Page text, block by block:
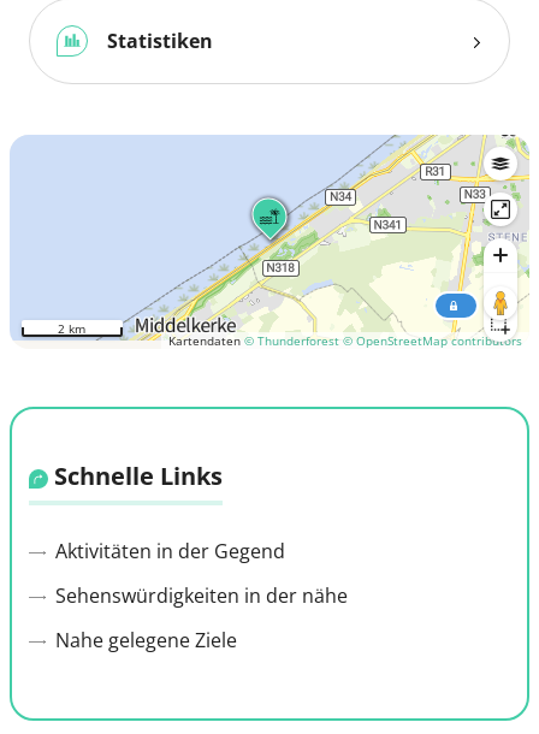
Statistiken
Kartendaten © Thunderforest © OpenStreetMap contributors
2 km
Schnelle Links
Aktivitäten in der Gegend
Sehenswürdigkeiten in der nähe
Nahe gelegene Ziele